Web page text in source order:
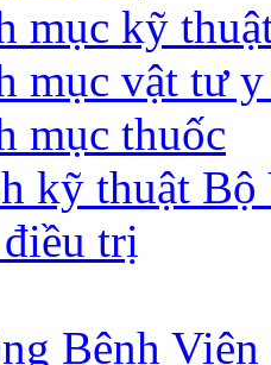
mục kỹ
mục vật tư
mục thuốc
kỹ thuật Bộ
trị
Bệnh Viện